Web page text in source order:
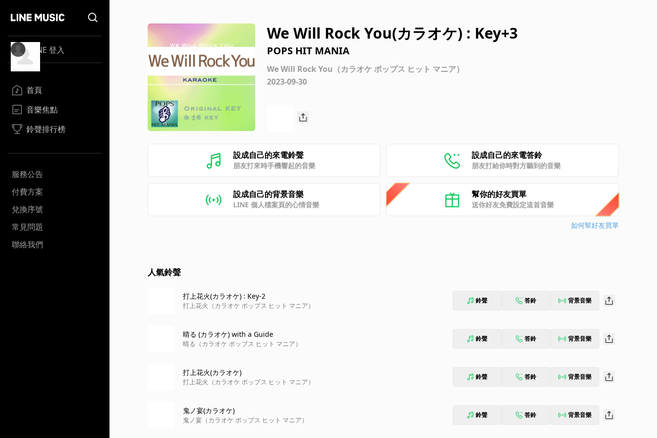
LINE 登入
首頁
音樂焦點
鈴聲排行榜
服務公告
付費方案
兌換序號
常見問題
聯絡我們
We Will Rock You(カラオケ) : Key+3
POPS HIT MANIA
We Will Rock You（カラオケ ポップス ヒット マニア）
2023-09-30
設成自己的來電鈴聲
朋友打來時手機響起的音樂
設成自己的來電答鈴
朋友打給你時對方聽到的音樂
設成自己的背景音樂
LINE 個人檔案頁的心情音樂
幫你的好友買單
送你好友免費設定這首音樂
如何幫好友買單
人氣鈴聲
打上花火(カラオケ) : Key-2
打上花火（カラオケ ポップス ヒット マニア）
鈴聲 答鈴 背景音樂
晴る (カラオケ) with a Guide
晴る（カラオケ ポップス ヒット マニア）
鈴聲 答鈴 背景音樂
打上花火(カラオケ)
打上花火（カラオケ ポップス ヒット マニア）
鈴聲 答鈴 背景音樂
鬼ノ宴(カラオケ)
鬼ノ宴（カラオケ ポップス ヒット マニア）
鈴聲 答鈴 背景音樂